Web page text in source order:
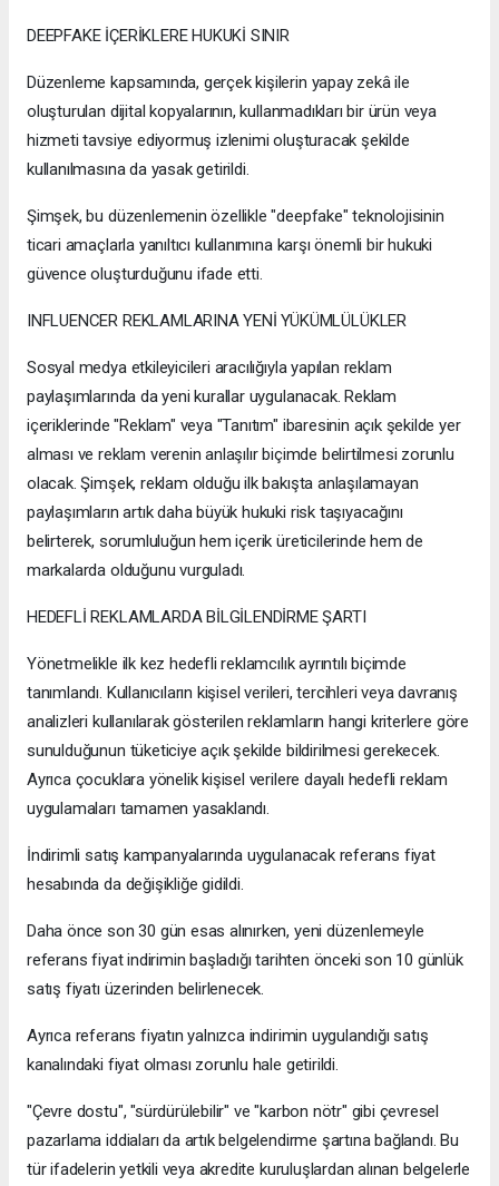
DEEPFAKE İÇERİKLERE HUKUKİ SINIR
Düzenleme kapsamında, gerçek kişilerin yapay zekâ ile
oluşturulan dijital kopyalarının, kullanmadıkları bir ürün veya
hizmeti tavsiye ediyormuş izlenimi oluşturacak şekilde
kullanılmasına da yasak getirildi.
Şimşek, bu düzenlemenin özellikle "deepfake" teknolojisinin
ticari amaçlarla yanıltıcı kullanımına karşı önemli bir hukuki
güvence oluşturduğunu ifade etti.
INFLUENCER REKLAMLARINA YENİ YÜKÜMLÜLÜKLER
Sosyal medya etkileyicileri aracılığıyla yapılan reklam
paylaşımlarında da yeni kurallar uygulanacak. Reklam
içeriklerinde "Reklam" veya "Tanıtım" ibaresinin açık şekilde yer
alması ve reklam verenin anlaşılır biçimde belirtilmesi zorunlu
olacak. Şimşek, reklam olduğu ilk bakışta anlaşılamayan
paylaşımların artık daha büyük hukuki risk taşıyacağını
belirterek, sorumluluğun hem içerik üreticilerinde hem de
markalarda olduğunu vurguladı.
HEDEFLİ REKLAMLARDA BİLGİLENDİRME ŞARTI
Yönetmelikle ilk kez hedefli reklamcılık ayrıntılı biçimde
tanımlandı. Kullanıcıların kişisel verileri, tercihleri veya davranış
analizleri kullanılarak gösterilen reklamların hangi kriterlere göre
sunulduğunun tüketiciye açık şekilde bildirilmesi gerekecek.
Ayrıca çocuklara yönelik kişisel verilere dayalı hedefli reklam
uygulamaları tamamen yasaklandı.
İndirimli satış kampanyalarında uygulanacak referans fiyat
hesabında da değişikliğe gidildi.
Daha önce son 30 gün esas alınırken, yeni düzenlemeyle
referans fiyat indirimin başladığı tarihten önceki son 10 günlük
satış fiyatı üzerinden belirlenecek.
Ayrıca referans fiyatın yalnızca indirimin uygulandığı satış
kanalındaki fiyat olması zorunlu hale getirildi.
"Çevre dostu", "sürdürülebilir" ve "karbon nötr" gibi çevresel
pazarlama iddiaları da artık belgelendirme şartına bağlandı. Bu
tür ifadelerin yetkili veya akredite kuruluşlardan alınan belgelerle